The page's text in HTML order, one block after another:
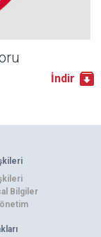
İndir
Bilgiler